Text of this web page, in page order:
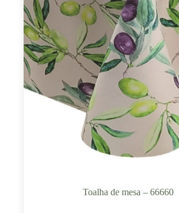
Toalha de mesa – 66660